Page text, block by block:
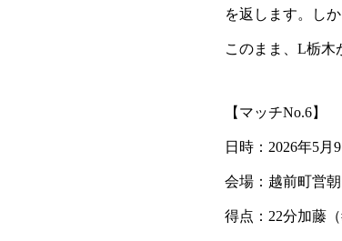
を返します。し
このまま、L栃木
【マッチNo.6】
日時：2026年5月
会場：越前町営
得点：22分加藤